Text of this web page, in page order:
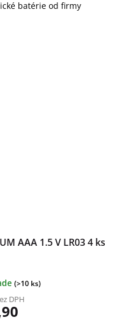
batérie od firmy
AAA 1.5 V LR03 4 ks
(>10 ks)
DPH